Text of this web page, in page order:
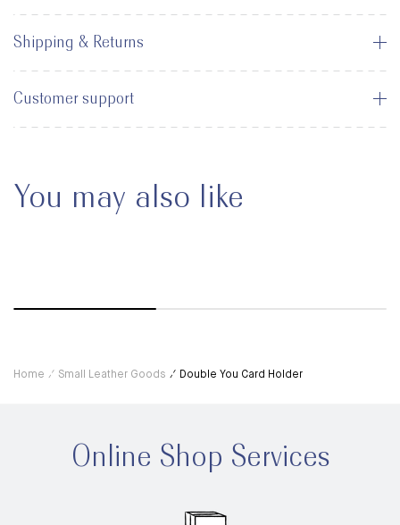
Shipping & Returns
Customer support
You may also like
Home Small Leather Goods Double You Card Holder
Online Shop Services